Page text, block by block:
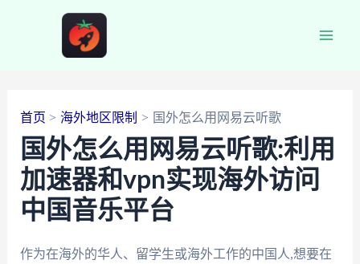
首页 海外地区限制 国外怎么用网易云听歌
国外怎么用网易云听歌:利用
加速器和vpn实现海外访问
中国音乐平台
作为在海外的华人、留学生或海外工作的中国人,想要在